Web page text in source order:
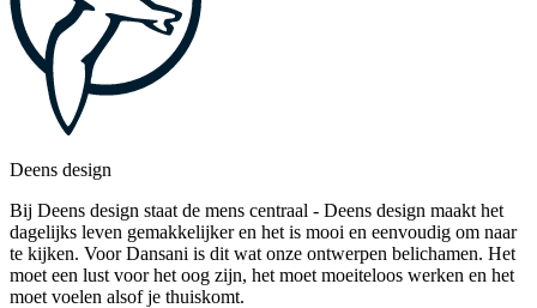
Deens design
Bij Deens design staat de mens centraal - Deens design maakt het
dagelijks leven gemakkelijker en het is mooi en eenvoudig om naar
te kijken. Voor Dansani is dit wat onze ontwerpen belichamen. Het
moet een lust voor het oog zijn, het moet moeiteloos werken en het
moet voelen alsof je thuiskomt.